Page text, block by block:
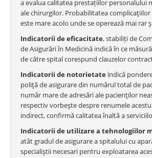
a evalua calitatea prestațiilor personalului
ale chirurgilor. Probabilitatea
este mare acolo unde se operează mai rar
Indicatorii de eficacitate, stabiliți de
de Asigurări în Medicină indică în ce
de către spital corespund clauzelor
Indicatorii de notorietate indică
poliţă de asigurare din numărul total de
număr mare de adresări ale pacienţilor
respectiv vorbeşte despre renumele
indirect, confirmă calitatea înaltă a
Indicatorii de utilizare a tehnologiilor
atât gradul de asigurare a spitalului cu
specialiştii necesari pentru exploatarea